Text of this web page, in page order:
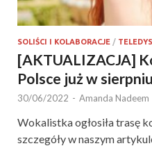
SOLIŚCI I KOLABORACJE /
[AKTUALIZACJA]
Polsce już w sierpniu
30/06/2022 - Amanda Nadeem
Wokalistka ogłosiła trasę
szczegóły w naszym